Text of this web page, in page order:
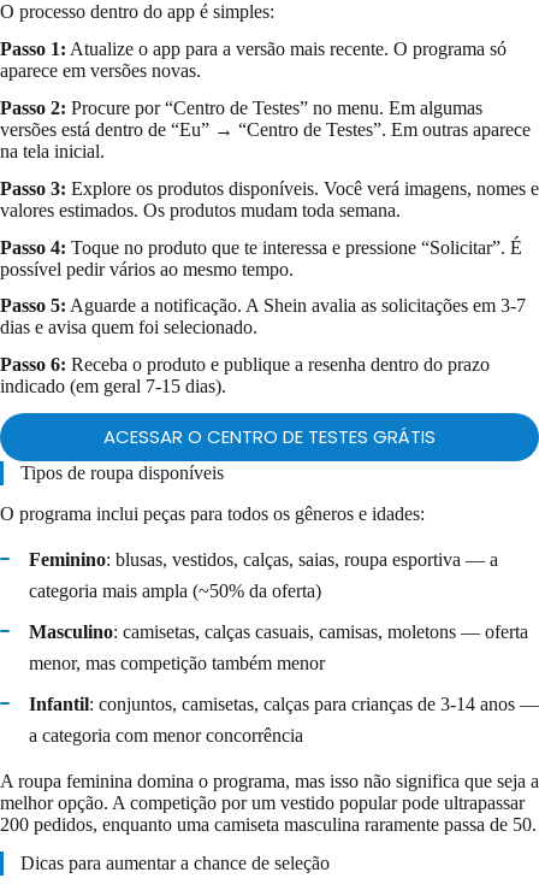
O processo dentro do app é simples:
Passo 1: Atualize o app para a versão mais recente. O programa só
aparece em versões novas.
Passo 2: Procure por “Centro de Testes” no menu. Em algumas
versões está dentro de “Eu” → “Centro de Testes”. Em outras aparece
na tela inicial.
Passo 3: Explore os produtos disponíveis. Você verá imagens, nomes e
valores estimados. Os produtos mudam toda semana.
Passo 4: Toque no produto que te interessa e pressione “Solicitar”. É
possível pedir vários ao mesmo tempo.
Passo 5: Aguarde a notificação. A Shein avalia as solicitações em 3-7
dias e avisa quem foi selecionado.
Passo 6: Receba o produto e publique a resenha dentro do prazo
indicado (em geral 7-15 dias).
ACESSAR O CENTRO DE TESTES GRÁTIS
Tipos de roupa disponíveis
O programa inclui peças para todos os gêneros e idades:
Feminino: blusas, vestidos, calças, saias, roupa esportiva — a
categoria mais ampla (~50% da oferta)
Masculino: camisetas, calças casuais, camisas, moletons — oferta
menor, mas competição também menor
Infantil: conjuntos, camisetas, calças para crianças de 3-14 anos —
a categoria com menor concorrência
A roupa feminina domina o programa, mas isso não significa que seja a
melhor opção. A competição por um vestido popular pode ultrapassar
200 pedidos, enquanto uma camiseta masculina raramente passa de 50.
Dicas para aumentar a chance de seleção